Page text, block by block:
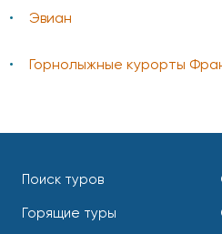
Эвиан
Горнолыжные курорты
Поиск туров
Горящие туры